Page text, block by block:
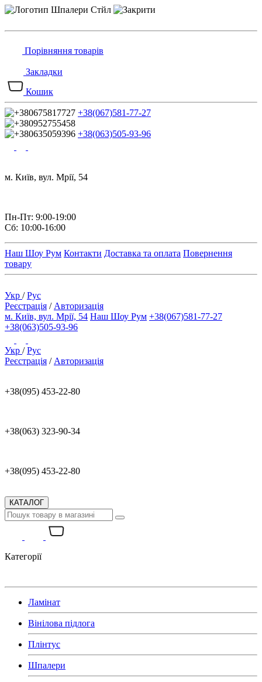
Порівняння товарів
Закладки
Кошик
+38(067)581-77-27
+38(063)505-93-96
м. Київ, вул. Мрії, 54
Пн-Пт: 9:00-19:00
Сб: 10:00-16:00
Наш Шоу Рум Контакти Доставка та оплата Повернення
товару
Укр /Рус
Реєстрація / Авторизація
м. Київ, вул. Мрії, 54 Наш Шоу Рум +38(067)581-77-27
+38(063)505-93-96
Укр /Рус
Реєстрація / Авторизація
+38(095) 453-22-80
+38(063) 323-90-34
+38(095) 453-22-80
КАТАЛОГ
Категорії
Ламінат
Вінілова підлога
Плінтус
Шпалери